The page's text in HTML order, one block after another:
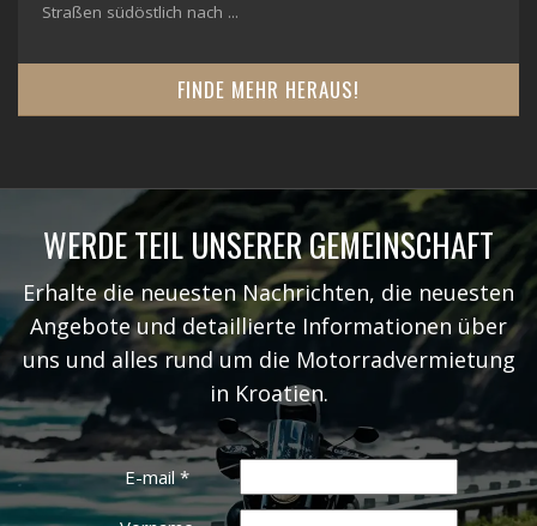
Straßen südöstlich nach ...
FINDE MEHR HERAUS!
WERDE TEIL UNSERER GEMEINSCHAFT
Erhalte die neuesten Nachrichten, die neuesten
Angebote und detaillierte Informationen über
uns und alles rund um die Motorradvermietung
in Kroatien.
E-mail*